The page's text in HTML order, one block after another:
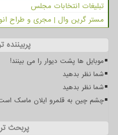
تبلیغات انتخابات مجلس
مستر گرین وال | مجری و طراح
پربیننده
موبایل ها پشت دیوار را می بینند!
شما نظر بدهید
شما نظر بدهید
چشم چین به قلمرو ایلان ماسک
پربحث